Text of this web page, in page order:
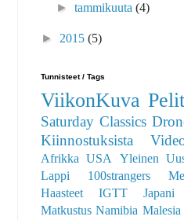
►tammikuuta(4)
► 2015 (5)
Tunnisteet / Tags
ViikonKuva Pelit
Saturday Classics
Kiinnostuksista
Afrikka
USA Yleinen
Lappi
100strangers
Haasteet
IGTT Japani
Matkustus Namibia Malesia